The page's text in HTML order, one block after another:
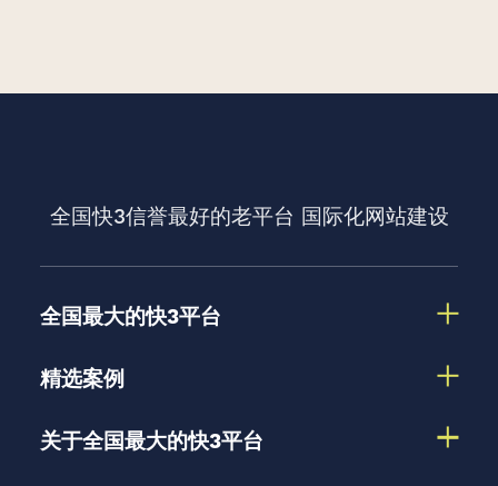
全国快3信誉最好的老平台 国际化网站建设
全国最大的快3平台
精选案例
关于全国最大的快3平台